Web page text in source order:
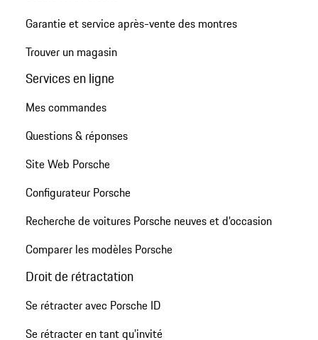
Garantie et service après-vente des montres
Trouver un magasin
Services en ligne
Mes commandes
Questions & réponses
Site Web Porsche
Configurateur Porsche
Recherche de voitures Porsche neuves et d'occasion
Comparer les modèles Porsche
Droit de rétractation
Se rétracter avec Porsche ID
Se rétracter en tant qu’invité